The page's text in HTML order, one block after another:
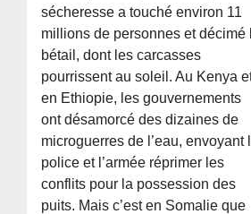
sécheresse a touché environ 11
millions de personnes et décimé
bétail, dont les carcasses
pourrissent au soleil. Au Kenya
en Ethiopie, les gouvernements
ont désamorcé des dizaines de
microguerres de l’eau, envoyant
police et l’armée réprimer les
conflits pour la possession des
puits. Mais c’est en Somalie que